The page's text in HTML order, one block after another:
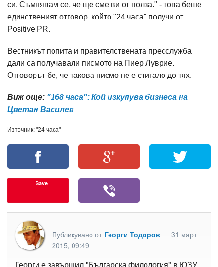
си. Съмнявам се, че ще сме ви от полза." - това беше
единственият отговор, който "24 часа" получи от
Positive PR.
Вестникът попита и правителствената пресслужба
дали са получавали писмото на Пиер Луврие.
Отговорът бе, че такова писмо не е стигало до тях.
Виж още: "168 часа": Кой изкупува бизнеса на
Цветан Василев
Източник: "24 часа"
Save
Публикувано от Георги Тодоров
31 март
2015, 09:49
Георги е завършил "Българска филология" в ЮЗУ